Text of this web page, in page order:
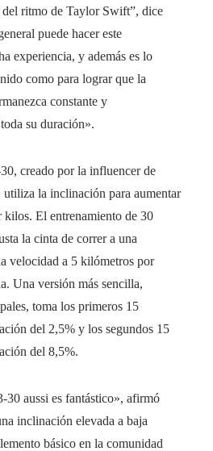
del ritmo de Taylor Swift”, dice
puede hacer este
experiencia, y además es lo
como para lograr que la
constante y
su duración».
creado por la influencer de
utiliza la inclinación para aumentar
El entrenamiento de 30
la cinta de correr a una
velocidad a 5 kilómetros por
Una versión más sencilla,
toma los primeros 15
del 2,5% y los segundos 15
del 8,5%.
30 aussi es fantástico», afirmó
inclinación elevada a baja
básico en la comunidad